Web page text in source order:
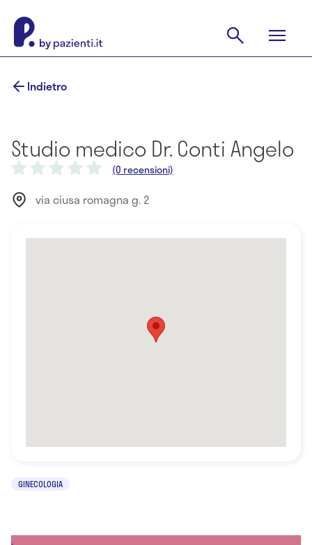
Indietro
Studio medico Dr. Conti Angelo
(0 recensioni)
via ciusa romagna g. 2
GINECOLOGIA